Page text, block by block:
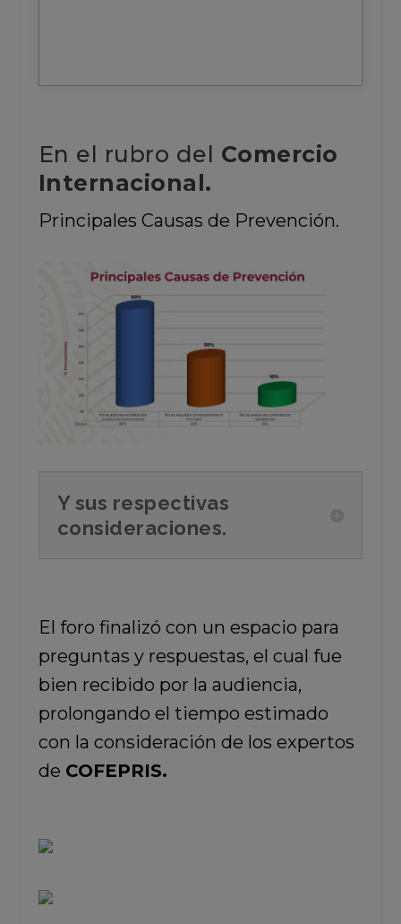
En el rubro del Comercio
Internacional.
Principales Causas de Prevención.
Y sus respectivas
consideraciones.
El foro finalizó con un espacio para
preguntas y respuestas, el cual fue
bien recibido por la audiencia,
prolongando el tiempo estimado
con la consideración de los expertos
de COFEPRIS.